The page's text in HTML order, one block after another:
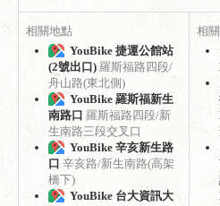
相關地點
YouBike 捷運公館站
(2號出口) 羅斯福路四段/
舟山路(東北側)
YouBike 羅斯福新生
南路口 羅斯福路四段/新
生南路三段交叉口
YouBike 辛亥新生路
口 辛亥路/新生南路(高架
橋下)
YouBike 台大資訊大
相